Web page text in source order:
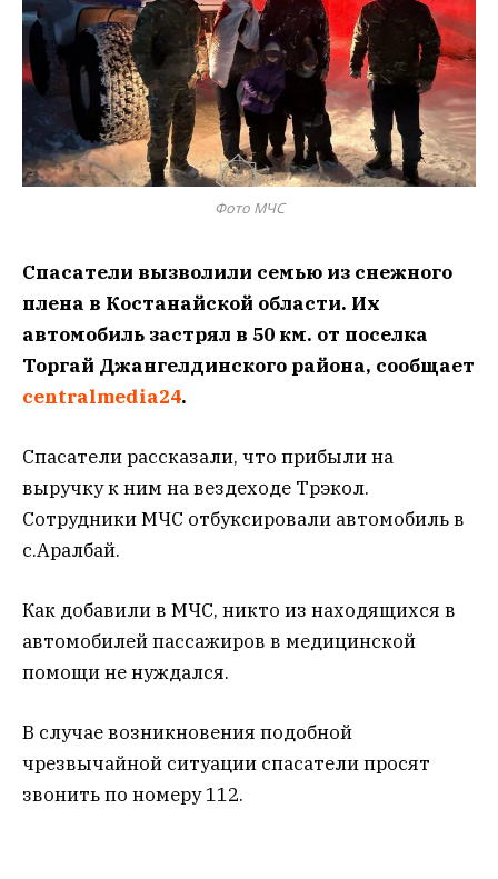
Фото МЧС
Спасатели вызволили семью из снежного
плена в Костанайской области. Их
автомобиль застрял в 50 км. от поселка
Торгай Джангелдинского района, сообщает
centralmedia24.
Спасатели рассказали, что прибыли на
выручку к ним на вездеходе Трэкол.
Сотрудники МЧС отбуксировали автомобиль в
с.Аралбай.
Как добавили в МЧС, никто из находящихся в
автомобилей пассажиров в медицинской
помощи не нуждался.
В случае возникновения подобной
чрезвычайной ситуации спасатели просят
звонить по номеру 112.